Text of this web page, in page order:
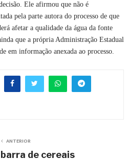
Ele afirmou que não é
pela parte autora do processo de que
afetar a qualidade da água da fonte
que a própria Administração Estadual
em informação anexada ao processo.
ANTERIOR
barra de cereais